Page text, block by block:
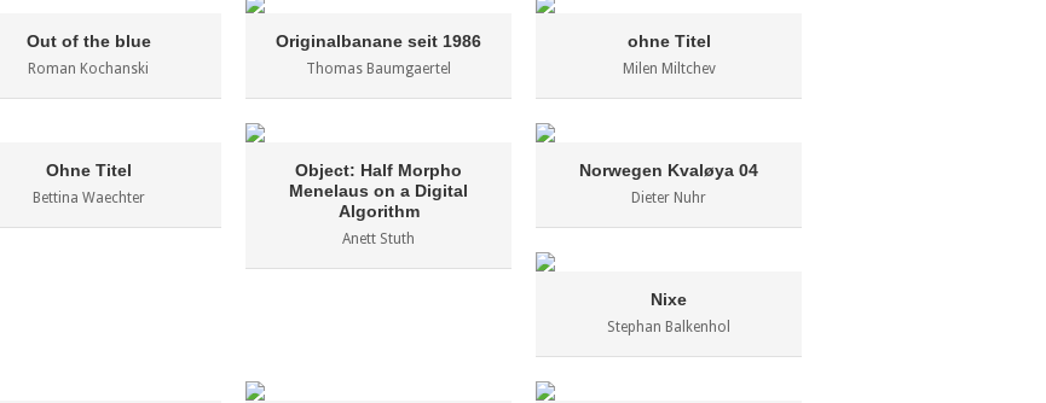
Out of the blue
Roman Kochanski
Originalbanane seit 1986
Thomas Baumgaertel
ohne Titel
Milen Miltchev
Ohne Titel
Bettina Waechter
Object: Half Morpho
Menelaus on a Digital
Algorithm
Anett Stuth
Norwegen Kvaløya 04
Dieter Nuhr
Nixe
Stephan Balkenhol